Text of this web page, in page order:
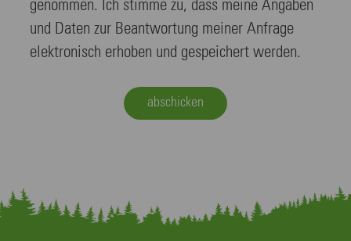
genommen. Ich stimme zu, dass meine Angaben
und Daten zur Beantwortung meiner Anfrage
elektronisch erhoben und gespeichert werden.
abschicken